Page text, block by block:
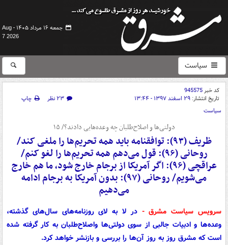
جمعه ۱۶ مرداد ۱۴۰۵ -
Aug
7 2026
سیاست
کد خبر945575
تاریخ انتشار: ۲۹ اسفند ۱۳۹۷ - ۱۳:۴۴ ۲۳ نظر
چاپ
سیاست
دولتی‌ها و اصلاح‌طلبان چه وعده‌هایی دادند؟/ ۱۵
ظریف (۹۳): توافقنامه باید همه تحریم‌ها را ملغی کند/
روحانی (۹۶): قول می‌دهم همه تحریم‌ها را لغو کنم/
عراقچی (۹۶): اگر آمریکا از برجام خارج شود، ما هم خارج
می‌شویم/ روحانی (۹۷): بدون آمریکا به برجام ادامه
می‌دهیم
سرویس سیاست مشرق - در لا به لای روزنامه‌های سال‌های گذشته،
وعده‌ها و ادبیات جالبی از سوی دولتی‌ها واصلاح‌طلبان به کار گرفته شده
است که مشرق روز به روز آن‌ها را بررسی و بازنشر خواهد کرد.